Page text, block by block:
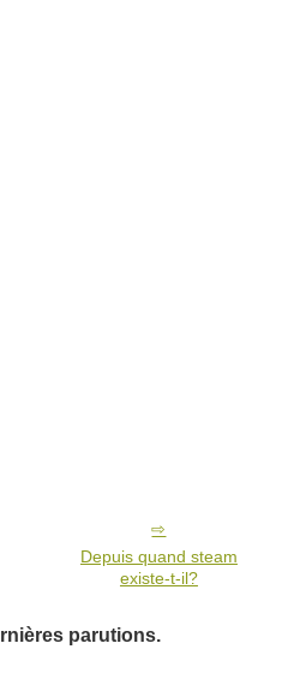
Depuis quand steam
existe-t-il?
parutions.